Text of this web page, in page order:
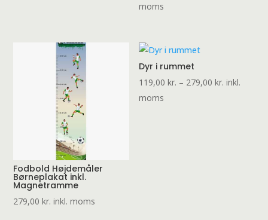
moms
Fodbold Højdemåler
Børneplakat inkl.
Magnetramme
279,00kr. inkl. moms
Dyr i rummet
119,00kr. – 279,00kr. Prisinterval:
inkl.
moms